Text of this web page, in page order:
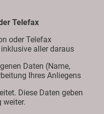
Telefax
oder Telefax
aller daraus
Daten (Name,
Ihres Anliegens
Diese Daten geben
weiter.